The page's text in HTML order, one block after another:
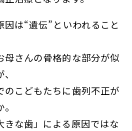
は“遺伝”といわれること
母さんの骨格的な部分が似
のこどもたちに歯列不正が
きな歯」による原因ではな